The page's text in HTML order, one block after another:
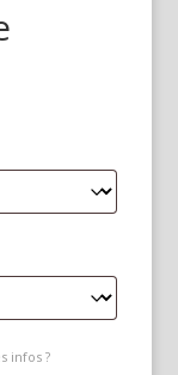
infos ?